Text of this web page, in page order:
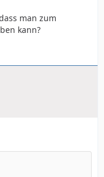
man zum
kann?